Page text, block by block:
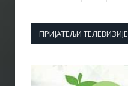
ПРИЈАТЕЉИ ТЕЛЕВИЗИЈЕ